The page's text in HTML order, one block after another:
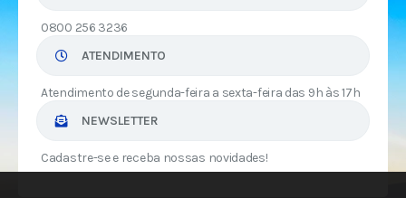
0800 256 3236
ATENDIMENTO
Atendimento de segunda-feira a sexta-feira das 9h às 17h
NEWSLETTER
Cadastre-se e receba nossas novidades!